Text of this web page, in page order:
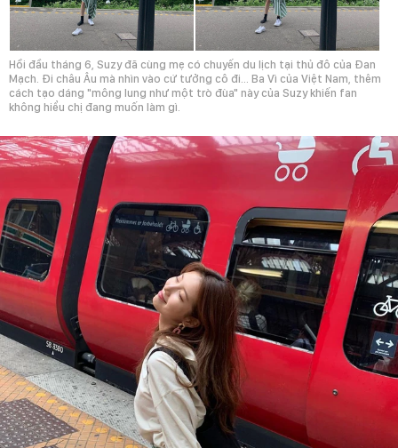
Hồi đầu tháng 6, Suzy đã cùng mẹ có chuyến du lịch tại thủ đô của Đan
Mạch. Đi châu Âu mà nhìn vào cứ tưởng cô đi... Ba Vì của Việt Nam, thêm
cách tạo dáng "mông lung như một trò đùa" này của Suzy khiến fan
không hiểu chị đang muốn làm gì.